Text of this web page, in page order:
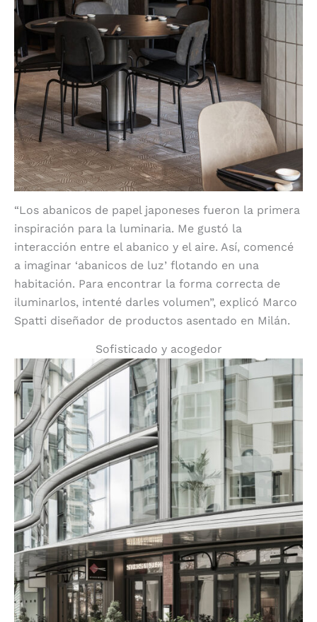
“Los abanicos de papel japoneses fueron la primera
inspiración para la luminaria. Me gustó la
interacción entre el abanico y el aire. Así, comencé
a imaginar ‘abanicos de luz’ flotando en una
habitación. Para encontrar la forma correcta de
iluminarlos, intenté darles volumen”, explicó Marco
Spatti diseñador de productos asentado en Milán.
Sofisticado y acogedor